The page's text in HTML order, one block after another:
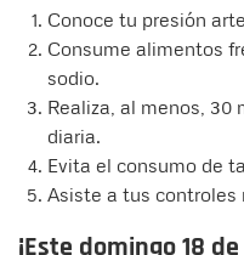
Conoce tu presión
Consume alimentos
sodio.
Realiza, al menos,
diaria.
Evita el consumo de
Asiste a tus
¡Este domingo 18